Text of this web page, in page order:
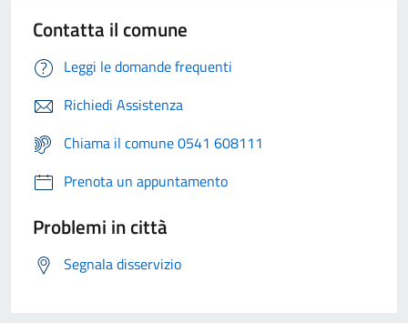
Contatta il comune
Leggi le domande frequenti
Richiedi Assistenza
Chiama il comune 0541 608111
Prenota un appuntamento
Problemi in città
Segnala disservizio